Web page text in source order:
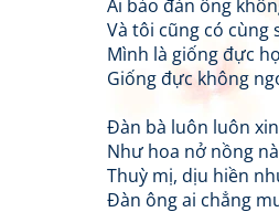
Ai bảo đàn ông
Và tôi cũng có cùng
Mình là giống đực
Giống đực không
Đàn bà luôn luôn
Như hoa nở nồng
Thuỳ mị, dịu hiền
Đàn ông ai chẳng